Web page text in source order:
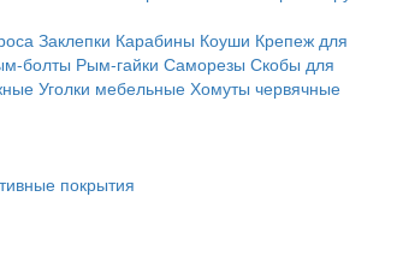
Заклепки Карабины Коуши Крепеж для
болты Рым-гайки Саморезы Скобы для
Уголки мебельные Хомуты червячные
покрытия